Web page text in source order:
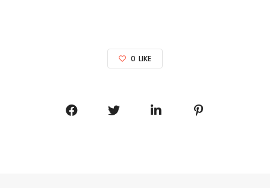
0 LIKE